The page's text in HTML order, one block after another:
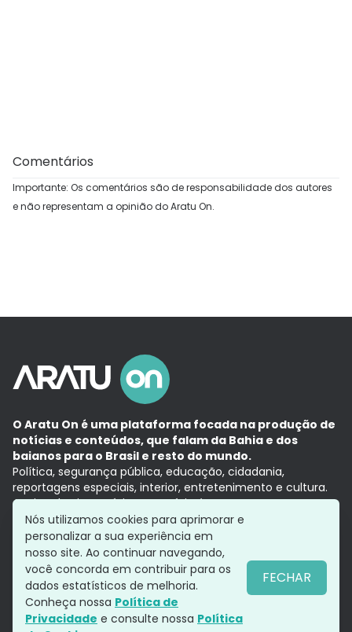
Comentários
Importante: Os comentários são de responsabilidade dos autores
e não representam a opinião do Aratu On.
O Aratu On é uma plataforma focada na produção de
notícias e conteúdos, que falam da Bahia e dos
baianos para o Brasil e resto do mundo.
Política, segurança pública, educação, cidadania,
reportagens especiais, interior, entretenimento e cultura.
Aqui, tudo vira notícia e a notícia é no tempo presente,
com a credibilidade do Grupo Aratu.
Grupo Aratu
Política de privacidade
Siga-nos
Nós utilizamos cookies para aprimorar e
personalizar a sua experiência em
nosso site. Ao continuar navegando,
você concorda em contribuir para os
dados estatísticos de melhoria.
Conheça nossa Política de
Privacidade e consulte nossa Política
FECHAR